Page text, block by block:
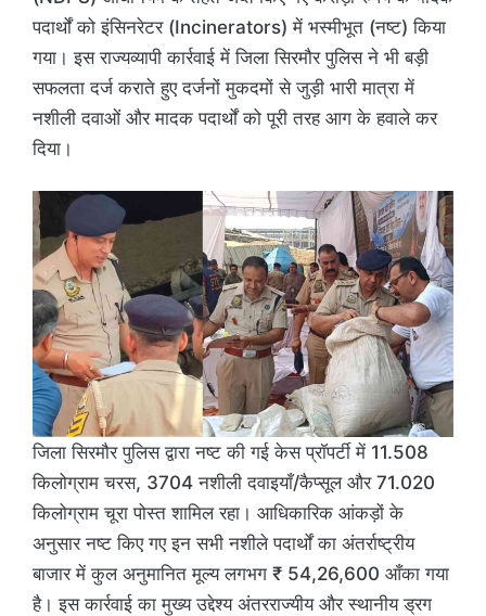
पदार्थों को इंसिनरेटर (Incinerators) में भस्मीभूत (नष्ट) किया
गया। इस राज्यव्यापी कार्रवाई में जिला सिरमौर पुलिस ने भी बड़ी
सफलता दर्ज कराते हुए दर्जनों मुकदमों से जुड़ी भारी मात्रा में
नशीली दवाओं और मादक पदार्थों को पूरी तरह आग के हवाले कर
दिया।
जिला सिरमौर पुलिस द्वारा नष्ट की गई केस प्रॉपर्टी में 11.508
किलोग्राम चरस, 3704 नशीली दवाइयाँ/कैप्सूल और 71.020
किलोग्राम चूरा पोस्त शामिल रहा। आधिकारिक आंकड़ों के
अनुसार नष्ट किए गए इन सभी नशीले पदार्थों का अंतर्राष्ट्रीय
बाजार में कुल अनुमानित मूल्य लगभग ₹ 54,26,600 आँका गया
है। इस कार्रवाई का मुख्य उद्देश्य अंतरराज्यीय और स्थानीय ड्रग